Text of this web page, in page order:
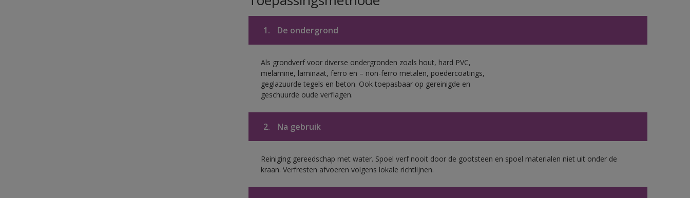
1. De ondergrond
Als grondverf voor diverse ondergronden zoals hout, hard PVC,
melamine, laminaat, ferro en – non-ferro metalen, poedercoatings,
geglazuurde tegels en beton. Ook toepasbaar op gereinigde en
geschuurde oude verflagen.
2. Na gebruik
Reiniging gereedschap met water. Spoel verf nooit door de gootsteen en spoel materialen niet uit onder de
kraan. Verfresten afvoeren volgens lokale richtlijnen.